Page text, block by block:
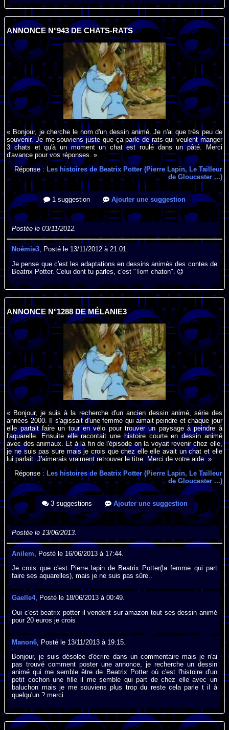
ANNONCE N°943 DE CHATS-RATS
« Bonjour, je cherche le nom d'un dessin animé. Je n'ai que très peu de
souvenir. Je me souviens juste que ça parle de rats qui veulent manger
3 chats et qu'à un moment un chat est roulé dans un pâté. Merci
d'avance pour vos réponses. »
Réponse :Les histoires de Beatrix Potter (Pierre Lapin, Le Tailleur
de Gloucester ...)
1 suggestion Ajouter une suggestion
Postée le 03/11/2012.
Noémie3, Posté le 13/11/2012 à 21:01.
Je pense que c'est les adaptations en dessins animés des contes de
Beatrix Potter. Celui dont tu parles, c'est "Tom chaton".
ANNONCE N°1288 DE MÉLANIE3
« Bonjour, je suis à la recherche d'un ancien dessin animé, série des
années 2000. Il s'agissait d'une femme qui aimait peindre et chaque jour
elle partait faire un tour en vélo pour trouver un paysage à peindre à
l'aquarelle. Ensuite elle racontait une histoire courte en dessin animé
avec des animaux. Et à la fin de l'épisode on la voyait revenir chez elle,
je ne suis pas sure mais je crois que chez elle elle avait un chat et elle
lui parlait. J'aimerais vraiment retrouver le titre. Merci de votre aide. »
Réponse : Les histoires de Beatrix Potter (Pierre Lapin, Le Tailleur
de Gloucester ...)
3 suggestions Ajouter une suggestion
Postée le 13/06/2013.
Anilem , Posté le 16/06/2013 à 17:44.
Je crois que c'est Pierre lapin de Beatrix Potter(la femme qui part
faire ses aquarelles), mais je ne suis pas sûre..
Gaelle4, Posté le 18/06/2013 à 00:49.
Oui c'est beatrix potter il vendent sur amazon tout ses dessin animé
pour 20 euros je crois
Manon6 , Posté le 13/11/2013 à 19:15.
Bonjour, je suis désolée d'écrire dans un commentaire mais je n'ai
pas trouvé comment poster une annonce, je recherche un dessin
animé qui me semble être de Beatrix Potter où c'est l'histoire d'un
petit cochon une fille il me semble qui part de chez elle avec un
baluchon mais je me souviens plus trop du reste cela parle t il à
quelqu'un ? merci